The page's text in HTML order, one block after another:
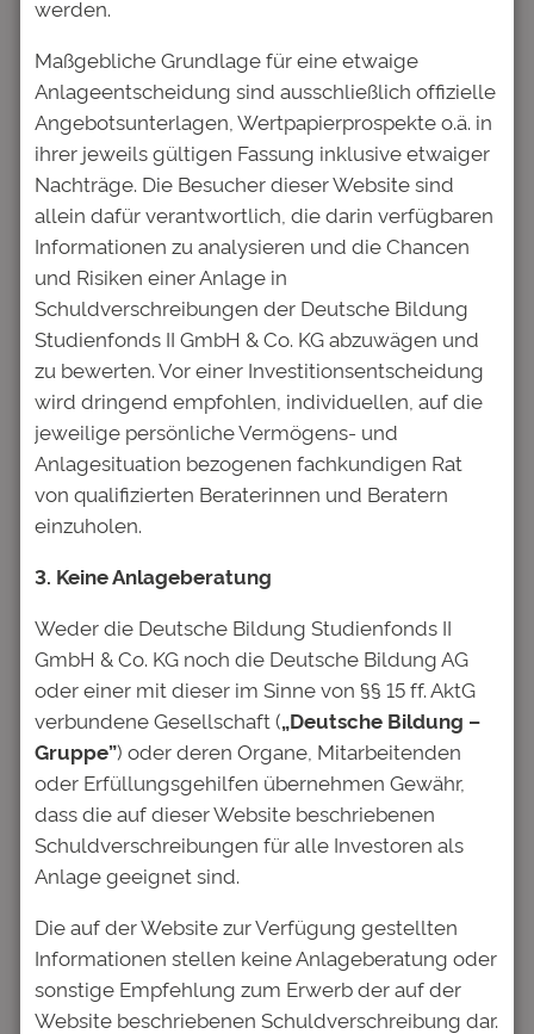
unserer Förderrichtlinien.
Regularien erschweren institutionellen
Anlegern das Investment – private Anleger
haben es leichter
Aufgrund dieser internen Regularien
entgehen diesen institutionellen Investoren
attraktive Anlagealternativen. Trotz der häufig
vollmundig vorgetragenen Beteuerung, man
verwalte das anvertraute Geld erfolgreich
und nachhaltig, wird leider verschwiegen,
dass man aufgrund selbst auferlegter
Restriktionen einen Teil des Anlagespektrums
den Endkunden vorenthält.
Privatanleger machen sich diesen Umstand
zunehmend zu Nutze. Lag der Anteil der
privaten Zeichner bei der Emission 2016 noch
Deutsche Bildung Studienfonds II GmbH & Co
KG 4% 2017/27 (WKN A2E4PH) bereits über
40%.
Diese Investoren – darunter auch der Autor –
erfreuen sich seitdem des guten Gefühls, mit
ihrem Investment jungen Menschen einen
Hochschulbesuch zu ermöglichen.
Alternative Investments Anleihe
Bildung
Bildungsfonds
Nachhaltigkeit
Social Impact
Investing
Studienfonds
Unternehmensanleihe Wachstumsmarkt
werden.
Maßgebliche Grundlage für eine etwaige
Anlageentscheidung sind ausschließlich offizielle
Angebotsunterlagen, Wertpapierprospekte o.ä. in
ihrer jeweils gültigen Fassung inklusive etwaiger
Nachträge. Die Besucher dieser Website sind
allein dafür verantwortlich, die darin verfügbaren
Informationen zu analysieren und die Chancen
und Risiken einer Anlage in
Schuldverschreibungen der Deutsche Bildung
Studienfonds II GmbH & Co. KG abzuwägen und
zu bewerten. Vor einer Investitionsentscheidung
wird dringend empfohlen, individuellen, auf die
jeweilige persönliche Vermögens- und
Anlagesituation bezogenen fachkundigen Rat
von qualifizierten Beraterinnen und Beratern
einzuholen.
3. Keine Anlageberatung
Weder die Deutsche Bildung Studienfonds II
GmbH & Co. KG noch die Deutsche Bildung AG
oder einer mit dieser im Sinne von §§ 15 ff. AktG
verbundene Gesellschaft („Deutsche Bildung –
Gruppe”) oder deren Organe, Mitarbeitenden
oder Erfüllungsgehilfen übernehmen Gewähr,
dass die auf dieser Website beschriebenen
Schuldverschreibungen für alle Investoren als
Anlage geeignet sind.
Die auf der Website zur Verfügung gestellten
Informationen stellen keine Anlageberatung oder
sonstige Empfehlung zum Erwerb der auf der
Website beschriebenen Schuldverschreibung dar.